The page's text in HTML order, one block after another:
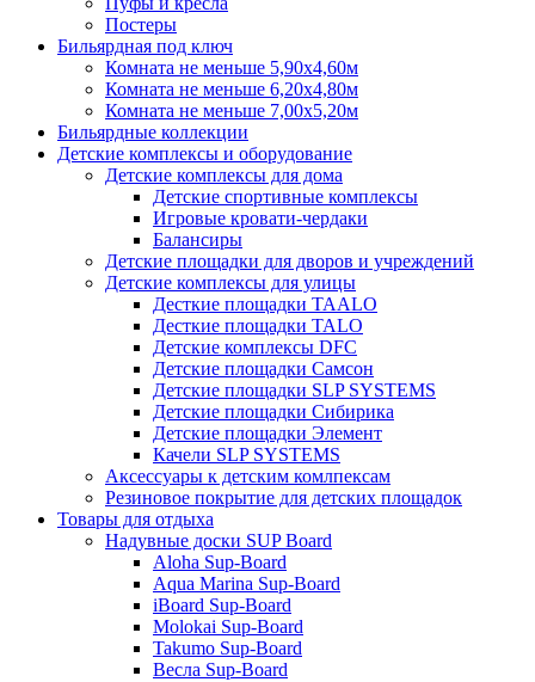
Постеры
Бильярдная под ключ
Комната не меньше 5,90х4,60м
Комната не меньше 6,20х4,80м
Комната не меньше 7,00х5,20м
Бильярдные коллекции
Детские комплексы и оборудование
Детские комплексы для дома
Детские спортивные комплексы
Игровые кровати-чердаки
Балансиры
Детские площадки для дворов и учреждений
Детские комплексы для улицы
Десткие площадки TAALO
Десткие площадки TALO
Детские комплексы DFC
Детские площадки Самсон
Детские площадки SLP SYSTEMS
Детские площадки Сибирика
Детские площадки Элемент
Качели SLP SYSTEMS
Аксессуары к детским комлпексам
Резиновое покрытие для детских площадок
Товары для отдыха
Надувные доски SUP Board
Aloha Sup-Board
Aqua Marina Sup-Board
iBoard Sup-Board
Molokai Sup-Board
Takumo Sup-Board
Весла Sup-Board